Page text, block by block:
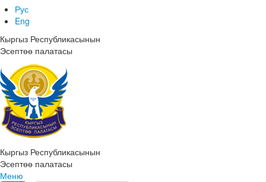
Рус
Eng
Кыргыз Республикасынын
Эсептөө палатасы
Кыргыз Республикасынын
Эсептөө палатасы
Меню